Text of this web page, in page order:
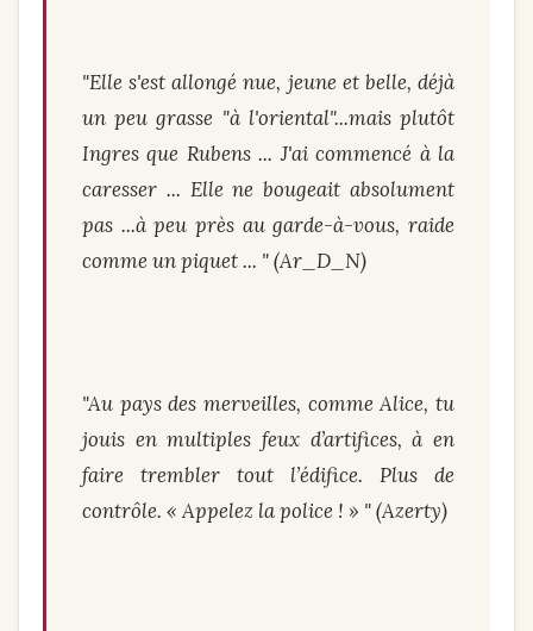
"Elle s'est allongé nue, jeune et belle, déjà
un peu grasse "à l'oriental"...mais plutôt
Ingres que Rubens ... J'ai commencé à la
caresser ... Elle ne bougeait absolument
pas ...à peu près au garde-à-vous, raide
comme un piquet ... " (Ar_D_N)
"Au pays des merveilles, comme Alice, tu
jouis en multiples feux d’artifices, à en
faire trembler tout l’édifice. Plus de
contrôle. « Appelez la police ! » " (Azerty)